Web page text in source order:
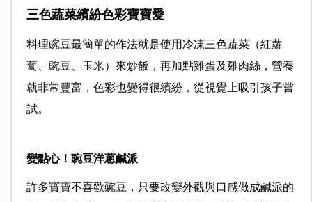
三色蔬菜繽紛色彩寶寶愛
料理豌豆最簡單的作法就是使用冷凍三色蔬菜（紅蘿
蔔、豌豆、玉米）來炒飯，再加點雞蛋及雞肉絲，營養
就非常豐富，色彩也變得很繽紛，從視覺上吸引孩子嘗
試。
變點心！豌豆洋蔥鹹派
許多寶寶不喜歡豌豆，只要改變外觀與口感做成鹹派的